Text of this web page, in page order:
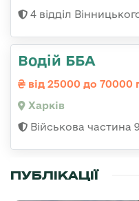
4 відділ
Водій ББА
від 25000 до 70000
Харків
Військова частина
ПУБЛІКАЦІЇ